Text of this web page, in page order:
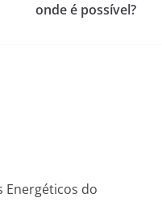
onde é possível?
Energéticos do